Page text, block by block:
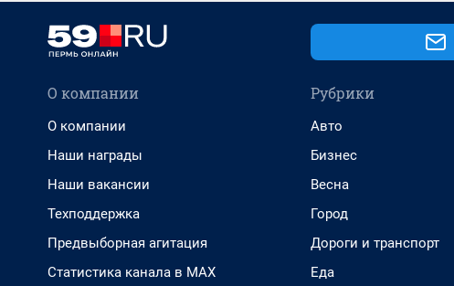
О компании
О компании
Наши награды
Наши вакансии
Техподдержка
Предвыборная агитация
Статистика канала в MAX
Рубрики
Авто
Бизнес
Весна
Город
Дороги и транспорт
Еда